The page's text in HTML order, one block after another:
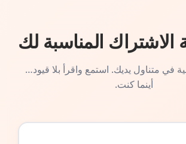
المناسبة لك
في متناول يديك. استمع واقرأ بلا قيود…
أينما كنت.